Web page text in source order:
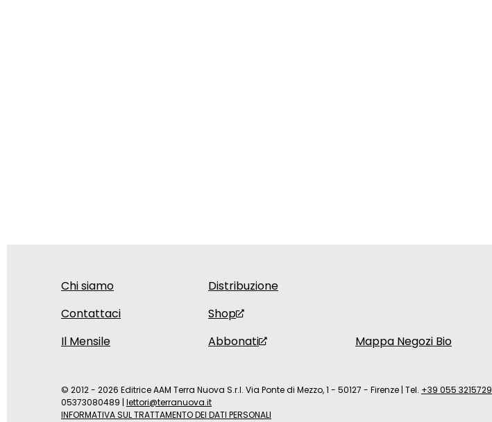
Chi siamo
Contattaci
Il Mensile
Distribuzione
Shop
Abbonati
Mappa Negozi Bio
© 2012 - 2026 Editrice AAM Terra Nuova S.r.l. Via Ponte di Mezzo, 1 - 50127 - Firenze | Tel. +39 055 3215729
05373080489 | lettori@terranuova.it
INFORMATIVA SUL TRATTAMENTO DEI DATI PERSONALI